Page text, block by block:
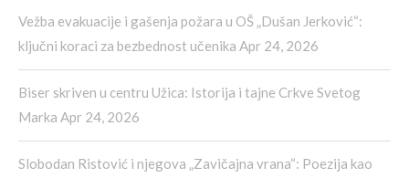
Vežba evakuacije i gašenja požara u OŠ „Dušan Jerković“:
ključni koraci za bezbednost učenika Apr 24, 2026
Biser skriven u centru Užica: Istorija i tajne Crkve Svetog
Marka Apr 24, 2026
Slobodan Ristović i njegova „Zavičajna vrana“: Poezija kao